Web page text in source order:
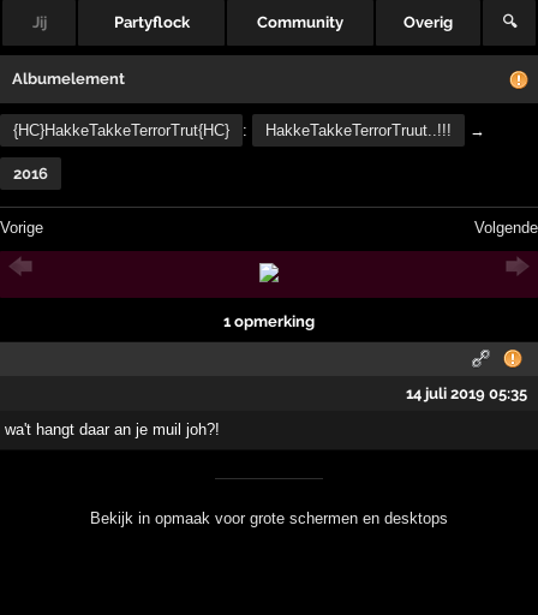
Jij Partyflock Community Overig 🔍
Albumelement
{HC}HakkeTakkeTerrorTrut{HC} : HakkeTakkeTerrorTruut..!!! →
2016
Vorige Volgende
1 opmerking
14 juli 2019 05:35
wa't hangt daar an je muil joh?!
Bekijk in opmaak voor grote schermen en desktops